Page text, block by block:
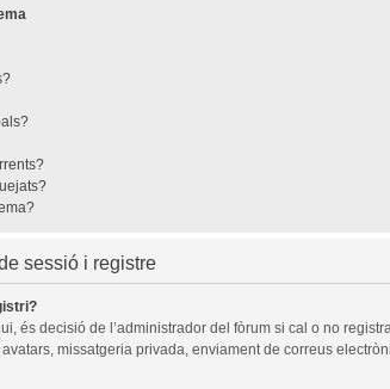
sessió i registre
és decisió de l’administrador del fòrum si cal o no
missatgeria privada, enviament de correus